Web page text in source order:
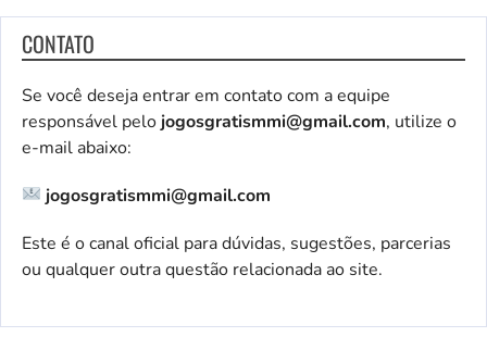
CONTATO
Se você deseja entrar em contato com a equipe
responsável pelo jogosgratismmi@gmail.com, utilize o
e-mail abaixo:
jogosgratismmi@gmail.com
Este é o canal oficial para dúvidas, sugestões, parcerias
ou qualquer outra questão relacionada ao site.